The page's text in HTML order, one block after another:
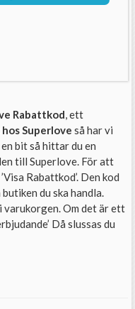
Rabattkod , ett
Superlove så har vi
bit så hittar du en
till Superlove. För att
Rabattkod’. Den kod
du ska handla.
Om det är ett
Då slussas du